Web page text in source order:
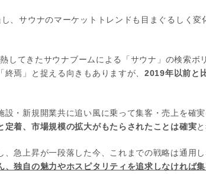
、サウナのマーケットトレンドも目まぐるしく変
してきたサウナブームによる「サウナ」の検索ボ
焉」と捉える向きもありますが、 2019年以前と
・新規開業共に追い風に乗って集客・売上を確実
定着、市場規模の拡大がもたらされたことは確実
、急上昇が一段落した今、これまでの戦略は通用
、独自の魅力やホスピタリティを追求しなければ